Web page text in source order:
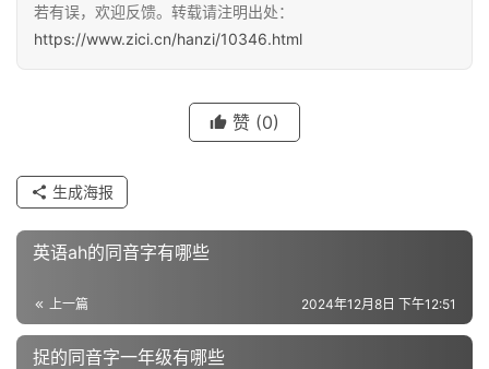
组
反
义
词
近
义
若有误，欢迎反馈。转载请注明出处：
https://www.zici.cn/hanzi/10346.html
赞 (0)
生成海报
英语ah的同音字有哪些
上一篇 2024年12月8日 下午12:51
捉的同音字一年级有哪些